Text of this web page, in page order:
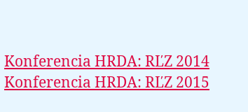
Konferencia HRDA: RĽZ 2014
Konferencia HRDA: RĽZ 2015